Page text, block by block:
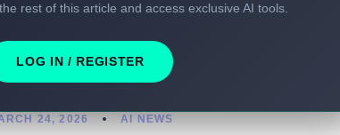
rest of this article and access exclusive AI tools.
LOG IN / REGISTER
24, 2026 AI NEWS